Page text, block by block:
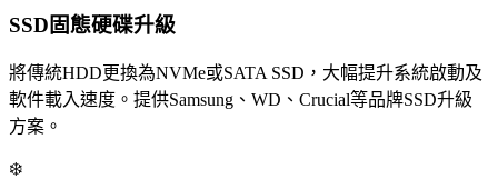
SSD固態硬碟升級
將傳統HDD更換為NVMe或SATA SSD，大幅提升系統啟動及
軟件載入速度。提供Samsung、WD、Crucial等品牌SSD升級
方案。
❄️